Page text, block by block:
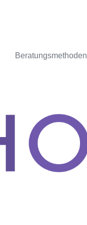
Beratungsmethoden